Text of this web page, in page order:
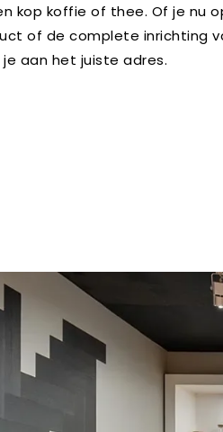
kop koffie of thee. Of je nu
of de complete inrichting
je aan het juiste adres.